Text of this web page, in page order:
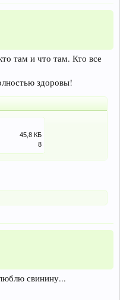
там и что там. Кто все
здоровы!
45,8 КБ
8
свинину...